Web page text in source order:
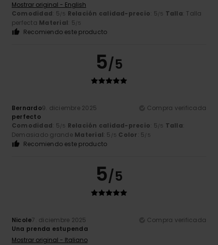
Mostrar original - English
Comodidad: 5/5 Relación calidad-precio: 5/5 Talla: Talla
perfecta Material: 5/5
Recomiendo este producto
5/5
Bernardo9. diciembre 2025
Compra verificada
perfecto
Comodidad: 5/5 Relación calidad-precio: 5/5 Talla:
Demasiado grande Material: 5 /5 Color: 5/5
Recomiendo este producto
5/5
Nicole7. diciembre 2025
Compra verificada
Una prenda estupenda
Mostrar original - Italiano